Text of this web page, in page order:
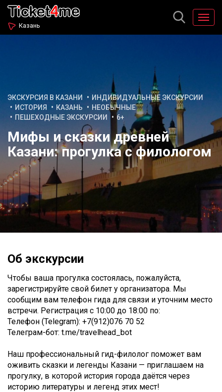
Казань
ЭКСКУРСИЯ В КАЗАНИ
ИНДИВИДУАЛЬНЫЕ ЭКСКУРСИИ
ИСТОРИЯ
КАЗАНЬ
НЕОБЫЧНЫЕ
ПЕШЕХОДНЫЕ ЭКСКУРСИИ
6+
Мифы и сказки древней
Казани: прогулка с филологом
Об экскурсии
Чтобы ваша прогулка состоялась, пожалуйста,
зарегистрируйте свой билет у организатора. Мы
сообщим вам телефон гида для связи и уточним место
встречи. Регистрация c 10:00 до 18:00 по:
Телефон (Telegram): +7(912)076 70 52
Телеграм-бот: t.me/travelhead_bot
Наш профессиональный гид-филолог поможет вам
оживить сказки и легенды Казани — приглашаем на
прогулку, в которой история города даётся через
историю литературы и легенд этих мест!